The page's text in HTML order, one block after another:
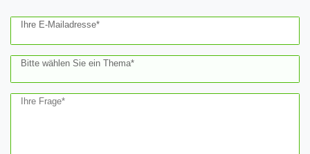
Ihre E-Mailadresse*
Bitte wählen Sie ein Thema*
Ihre Frage*